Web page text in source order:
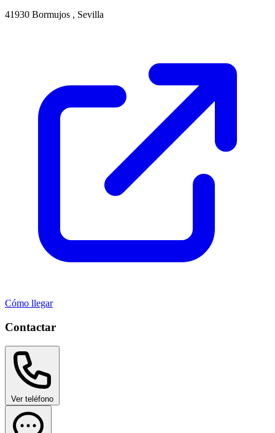
41930 Bormujos , Sevilla
Cómo llegar
Contactar
Ver teléfono